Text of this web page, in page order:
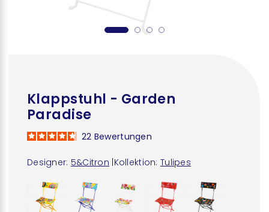
Klappstuhl - Garden
Paradise
Designer: 5&Citron Kollektion: Tulipes
22 Bewertungen